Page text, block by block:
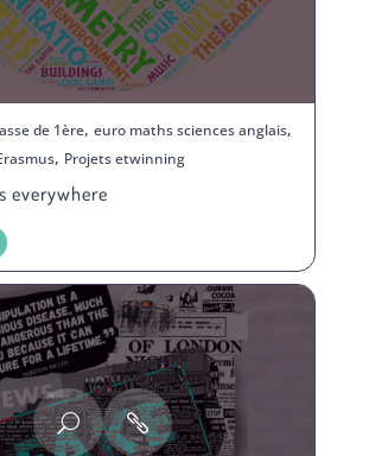
de 1ère, euro maths sciences anglais,
, Projets etwinning
everywhere